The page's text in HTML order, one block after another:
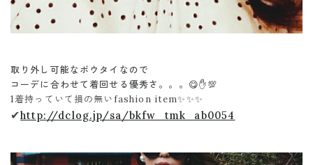
取り外し可能なボウタイなので
コーデに合わせて着回せる優秀さ。。。😋✋💯
1着持っていて損の無いfashion item✨✨✨
✔http://dclog.jp/sa/bkfw_tmk_ab0054